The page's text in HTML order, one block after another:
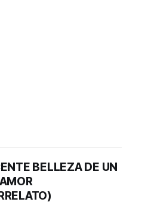
BELLEZA DE UN